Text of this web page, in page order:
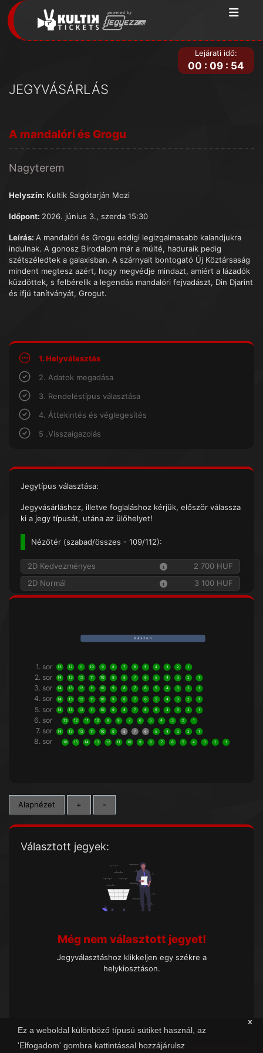
x
Ez a weboldal különböző típusú sütiket használ, az
'Elfogadom' gombra kattintással hozzájárulsz
JEGYVÁSÁRLÁS
Lejárati idő:
00 : 09 : 54
A mandalóri és Grogu
Nagyterem
Helyszín: Kultik Salgótarján Mozi
Időpont: 2026. június 3., szerda 15:30
Leírás: A mandalóri és Grogu eddigi legizgalmasabb kalandjukra
indulnak. A gonosz Birodalom már a múlté, haduraik pedig
szétszéledtek a galaxisban. A szárnyait bontogató Új Köztársaság
mindent megtesz azért, hogy megvédje mindazt, amiért a lázadók
küzdöttek, s felbérelik a legendás mandalóri fejvadászt, Din Djarint
és ifjú tanítványát, Grogut.
1. Helyválasztás
2. Adatok megadása
3. Rendeléstípus választása
4. Áttekintés és véglegesítés
5 .Visszaigazolás
Jegytípus választása:
Jegyvásárláshoz, illetve foglaláshoz kérjük, először válassza
ki a jegy típusát, utána az ülőhelyet!
Nézőtér (szabad/összes - 109/112):
2D Kedvezményes
2 700 HUF
2D Normál
3 100 HUF
V á s z o n
1. sor 13 12 11 10 9 8 7 6 5 4 3 2 1
2. sor 14 13 12 11 10 9 8 7 6 5 4 3 2 1
3. sor 14 13 12 11 10 9 8 7 6 5 4 3 2 1
4. sor 14 13 12 11 10 9 8 7 6 5 4 3 2 1
5. sor 14 13 12 11 10 9 8 7 6 5 4 3 2 1
6. sor 13 12 11 10 9 8 7 6 5 4 3 2 1
7. sor 14 13 12 11 10 9 8 7 6 5 4 3 2 1
8. sor 16 15 14 13 12 11 10 9 8 7 6 5 4 3 2 1
Alapnézet + -
Választott jegyek:
Még nem választott jegyet!
Jegyválasztáshoz klikkeljen egy székre a
helykiosztáson.